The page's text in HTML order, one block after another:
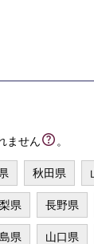
ません 。
秋田県
県 長野県
県 山口県